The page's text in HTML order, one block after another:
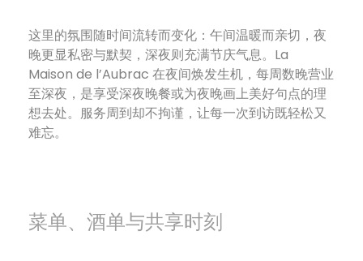
这里的氛围随时间流转而变化：午间温暖而亲切，夜
晚更显私密与默契，深夜则充满节庆气息。La
Maison de l’Aubrac 在夜间焕发生机，每周数晚营业
至深夜，是享受深夜晚餐或为夜晚画上美好句点的理
想去处。服务周到却不拘谨，让每一次到访既轻松又
难忘。
菜单、酒单与共享时刻